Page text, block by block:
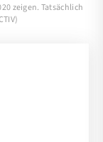
zeigen. Tatsächlich